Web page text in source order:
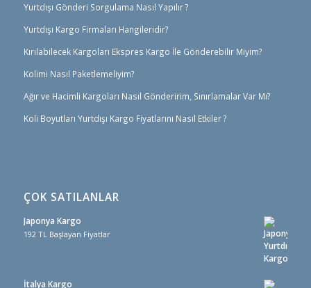
Yurtdışı Gönderi Sorgulama Nasıl Yapılır ?
Yurtdışı Kargo Firmaları Hangileridir?
Kırılabilecek Kargoları Ekspres Kargo İle Gönderebilir Miyim?
Kolimi Nasıl Paketlemeliyim?
Ağır ve Hacimli Kargoları Nasıl Gönderirim, Sınırlamalar Var Mı?
Koli Boyutları Yurtdışı Kargo Fiyatlarını Nasıl Etkiler ?
ÇOK SATILANLAR
Japonya Kargo
192 TL Başlayan Fiyatlar
İtalya Kargo